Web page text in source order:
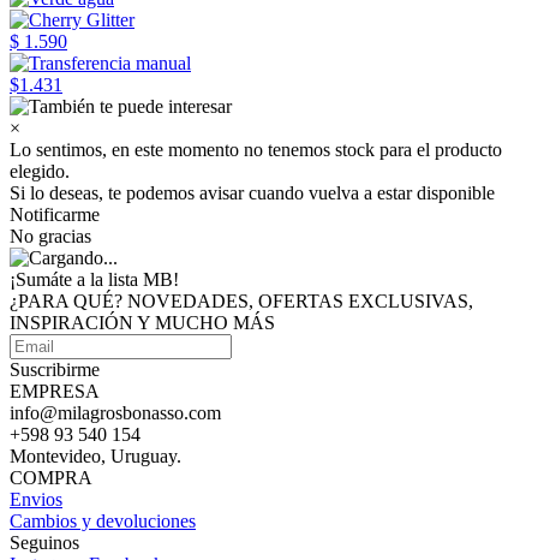
$ 1.590
$1.431
×
Lo sentimos, en este momento no tenemos stock para el producto
elegido.
Si lo deseas, te podemos avisar cuando vuelva a estar disponible
Notificarme
No gracias
¡Sumáte a la lista MB!
¿PARA QUÉ? NOVEDADES, OFERTAS EXCLUSIVAS,
INSPIRACIÓN Y MUCHO MÁS
Suscribirme
EMPRESA
info@milagrosbonasso.com
+598 93 540 154
Montevideo, Uruguay.
COMPRA
Envios
Cambios y devoluciones
Seguinos